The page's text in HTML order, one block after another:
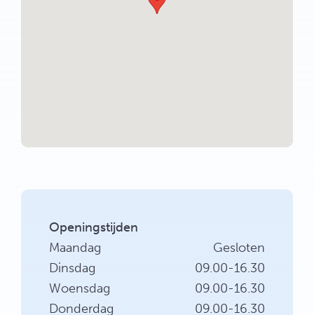
Openingstijden
Maandag
Gesloten
Dinsdag
09.00-16.30
Woensdag
09.00-16.30
Donderdag
09.00-16.30